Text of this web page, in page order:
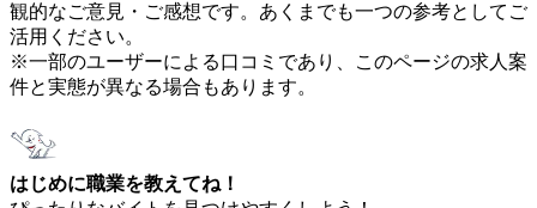
観的なご意見・ご感想です。あくまでも一つの参考としてご
活用ください。
※一部のユーザーによる口コミであり、このページの求人案
件と実態が異なる場合もあります。
はじめに職業を教えてね！